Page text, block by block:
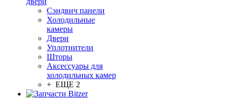
Сэндвич панели
Холодильные
камеры
Двери
Уплотнители
Шторы
Аксессуары для
холодильных камер
+ ЕЩЕ 2